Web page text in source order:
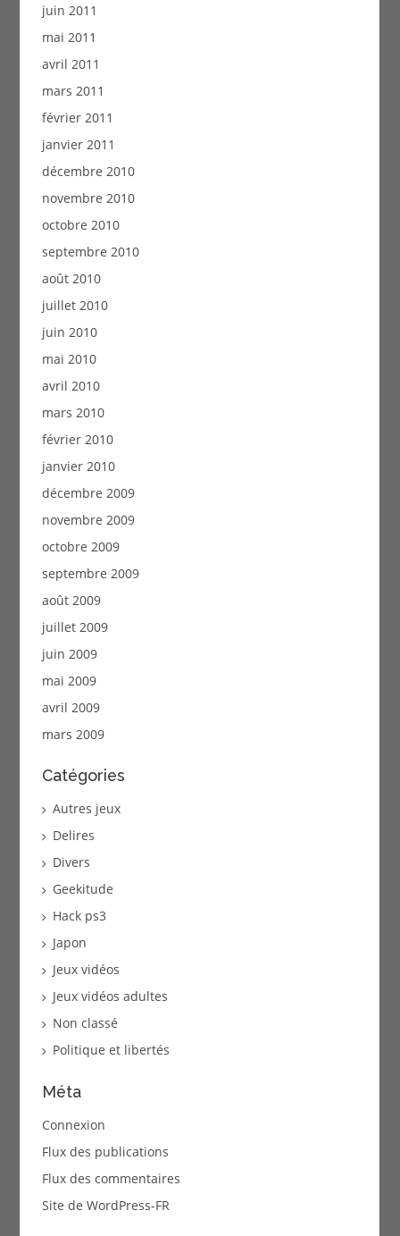
juin 2011
mai 2011
avril 2011
mars 2011
février 2011
janvier 2011
décembre 2010
novembre 2010
octobre 2010
septembre 2010
août 2010
juillet 2010
juin 2010
mai 2010
avril 2010
mars 2010
février 2010
janvier 2010
décembre 2009
novembre 2009
octobre 2009
septembre 2009
août 2009
juillet 2009
juin 2009
mai 2009
avril 2009
mars 2009
Catégories
Autres jeux
Delires
Divers
Geekitude
Hack ps3
Japon
Jeux vidéos
Jeux vidéos adultes
Non classé
Politique et libertés
Méta
Connexion
Flux des publications
Flux des commentaires
Site de WordPress-FR